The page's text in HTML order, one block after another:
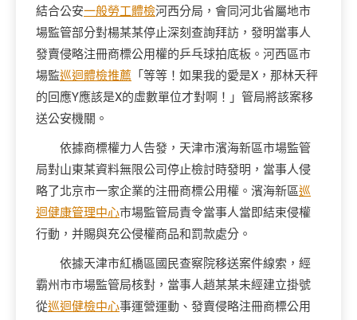
結合公安一般勞工體檢河西分局，會同河北省屬地市
場監管部分對楊某某停止深刻查詢拜訪，發明當事人
發賣侵略注冊商標公用權的乒乓球拍底板。河西區市
場監巡迴體檢推薦 「等等！如果我的愛是X，那林天秤
的回應Y應該是X的虛數單位才對啊！」管局將該案移
送公安機關。
依據商標權力人告發，天津市濱海新區市場監管
局對山東某資料無限公司停止檢討時發明，當事人侵
略了北京市一家企業的注冊商標公用權。濱海新區巡
迴健康管理中心市場監管局責令當事人當即結束侵權
行動，并賜與充公侵權商品和罰款處分。
依據天津市紅橋區國民查察院移送案件線索，經
霸州市市場監管局核對，當事人趙某某未經建立掛號
從巡迴健檢中心事運營運動、發賣侵略注冊商標公用